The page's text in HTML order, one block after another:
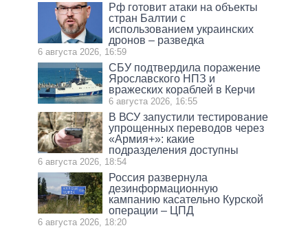
Рф готовит атаки на объекты
стран Балтии с
использованием украинских
дронов – разведка
6 августа 2026, 16:59
СБУ подтвердила поражение
Ярославского НПЗ и
вражеских кораблей в Керчи
6 августа 2026, 16:55
В ВСУ запустили тестирование
упрощенных переводов через
«Армия+»: какие
подразделения доступны
6 августа 2026, 18:54
Россия развернула
дезинформационную
кампанию касательно Курской
операции – ЦПД
6 августа 2026, 18:20